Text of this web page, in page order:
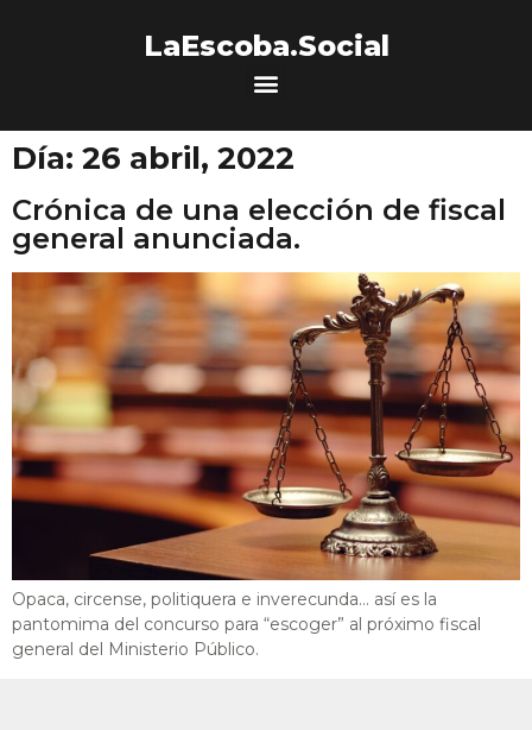
LaEscoba.Social
Día: 26 abril, 2022
Crónica de una elección de fiscal
general anunciada.
Opaca, circense, politiquera e inverecunda… así es la
pantomima del concurso para “escoger” al próximo fiscal
general del Ministerio Público.